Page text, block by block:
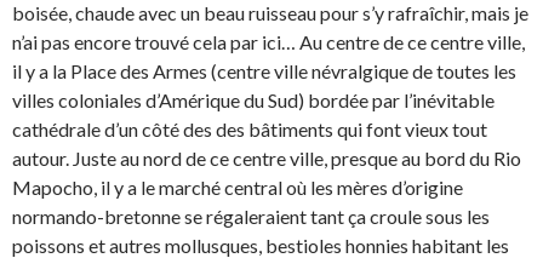
boisée, chaude avec un beau ruisseau pour s’y rafraîchir, mais je
n’ai pas encore trouvé cela par ici… Au centre de ce centre ville,
il y a la Place des Armes (centre ville névralgique de toutes les
villes coloniales d’Amérique du Sud) bordée par l’inévitable
cathédrale d’un côté des des bâtiments qui font vieux tout
autour. Juste au nord de ce centre ville, presque au bord du Rio
Mapocho, il y a le marché central où les mères d’origine
normando-bretonne se régaleraient tant ça croule sous les
poissons et autres mollusques, bestioles honnies habitant les